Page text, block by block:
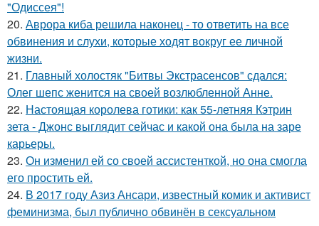
"Одиссея"!
20. Аврора киба решила наконец - то ответить на все
обвинения и слухи, которые ходят вокруг ее личной
жизни.
21. Главный холостяк "Битвы Экстрасенсов" сдался:
Олег шепс женится на своей возлюбленной Анне.
22. Настоящая королева готики: как 55-летняя Кэтрин
зета - Джонс выглядит сейчас и какой она была на заре
карьеры.
23. Он изменил ей со своей ассистенткой, но она смогла
его простить ей.
24. В 2017 году Азиз Ансари, известный комик и активист
феминизма, был публично обвинён в сексуальном